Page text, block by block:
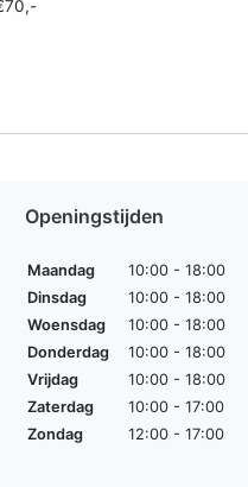
Openingstijden
Maandag
10:00 - 18:00
Dinsdag
10:00 - 18:00
Woensdag
10:00 - 18:00
Donderdag
10:00 - 18:00
Vrijdag
10:00 - 18:00
Zaterdag
10:00 - 17:00
Zondag
12:00 - 17:00